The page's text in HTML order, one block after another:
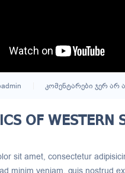
Კომენტარები Ჯერ Არ
OF WESTERN
sit amet, consectetur